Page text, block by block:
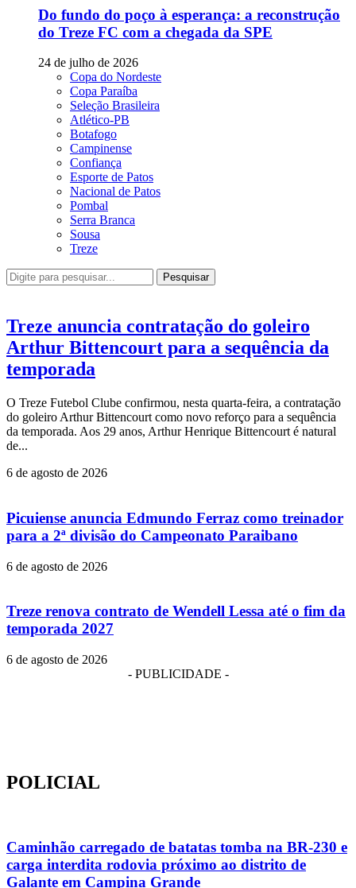
Do fundo do poço à esperança: a reconstrução
do Treze FC com a chegada da SPE
24 de julho de 2026
Copa do Nordeste
Copa Paraíba
Seleção Brasileira
Atlético-PB
Botafogo
Campinense
Confiança
Esporte de Patos
Nacional de Patos
Pombal
Serra Branca
Sousa
Treze
Pesquisar
Treze anuncia contratação do goleiro
Arthur Bittencourt para a sequência da
temporada
O Treze Futebol Clube confirmou, nesta quarta-feira, a contratação
do goleiro Arthur Bittencourt como novo reforço para a sequência
da temporada. Aos 29 anos, Arthur Henrique Bittencourt é natural
de...
6 de agosto de 2026
Picuiense anuncia Edmundo Ferraz como treinador
para a 2ª divisão do Campeonato Paraibano
6 de agosto de 2026
Treze renova contrato de Wendell Lessa até o fim da
temporada 2027
6 de agosto de 2026
- PUBLICIDADE -
POLICIAL
Caminhão carregado de batatas tomba na BR-230 e
carga interdita rodovia próximo ao distrito de
Galante em Campina Grande